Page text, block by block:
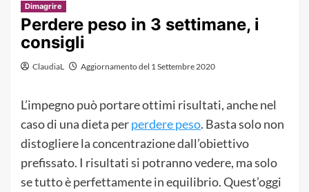
Dimagrire
Perdere peso in 3 settimane, i
consigli
ClaudiaL Aggiornamento del 1 Settembre 2020
L’impegno può portare ottimi risultati, anche nel
caso di una dieta perperdere peso. Basta solo non
distogliere la concentrazione dall’obiettivo
prefissato. I risultati si potranno vedere, ma solo
se tutto è perfettamente in equilibrio. Quest’oggi